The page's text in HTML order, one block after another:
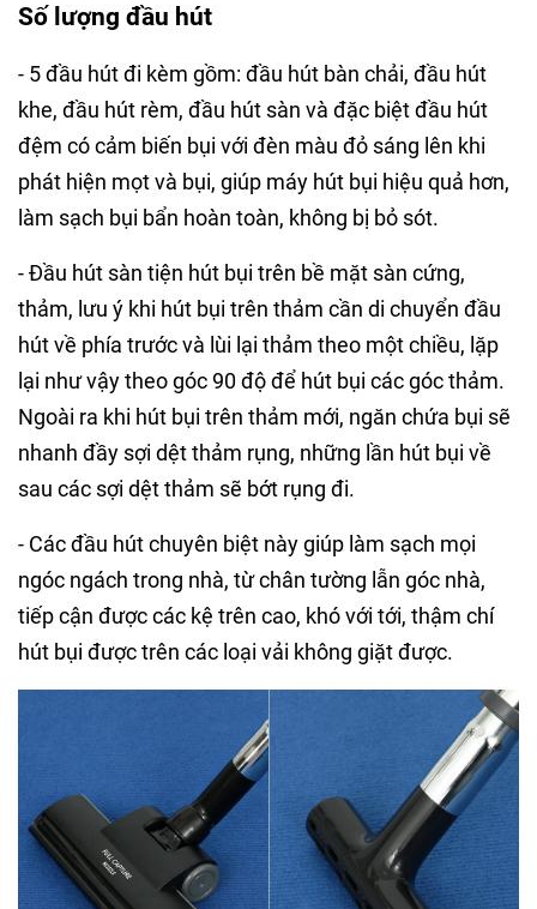
Số lượng đầu hút
- 5 đầu hút đi kèm gồm: đầu hút bàn chải, đầu hút
khe, đầu hút rèm, đầu hút sàn và đặc biệt đầu hút
đệm có cảm biến bụi với đèn màu đỏ sáng lên khi
phát hiện mọt và bụi, giúp máy hút bụi hiệu quả hơn,
làm sạch bụi bẩn hoàn toàn, không bị bỏ sót.
- Đầu hút sàn tiện hút bụi trên bề mặt sàn cứng,
thảm, lưu ý khi hút bụi trên thảm cần di chuyển đầu
hút về phía trước và lùi lại thảm theo một chiều, lặp
lại như vậy theo góc 90 độ để hút bụi các góc thảm.
Ngoài ra khi hút bụi trên thảm mới, ngăn chứa bụi sẽ
nhanh đầy sợi dệt thảm rụng, những lần hút bụi về
sau các sợi dệt thảm sẽ bớt rụng đi.
- Các đầu hút chuyên biệt này giúp làm sạch mọi
ngóc ngách trong nhà, từ chân tường lẫn góc nhà,
tiếp cận được các kệ trên cao, khó với tới, thậm chí
hút bụi được trên các loại vải không giặt được.